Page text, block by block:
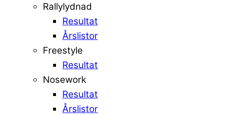
Rallylydnad
Resultat
Årslistor
Freestyle
Resultat
Nosework
Resultat
Årslistor